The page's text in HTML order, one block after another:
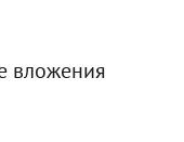
вложения